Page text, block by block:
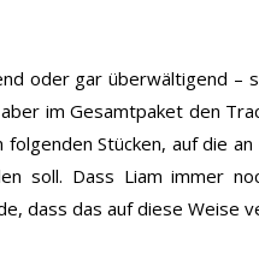
oder gar überwältigend –
im Gesamtpaket den
Stücken, auf die
soll. Dass Liam immer
dass das auf diese Weise